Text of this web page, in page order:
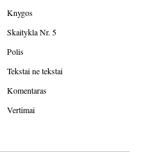
Knygos
Skaitykla Nr. 5
Polis
Tekstai ne tekstai
Komentaras
Vertimai